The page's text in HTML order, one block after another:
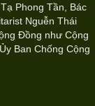
Phong Tần, Bác
Nguễn Thái
Đồng như Cộng
Ban Chống Cộng